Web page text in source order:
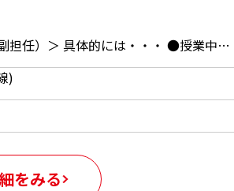
＜世田谷区の公立小学校で先生のサポート（副担任）＞ 具体的には・・・ ●授業中の補助・準備・見守り ●提出物のチェック・丸つけ ●登下校の準備・見守り など 学年の業務全般の補助をお任せします。 ※担当学年は1年生を予定しております。
)
をみる